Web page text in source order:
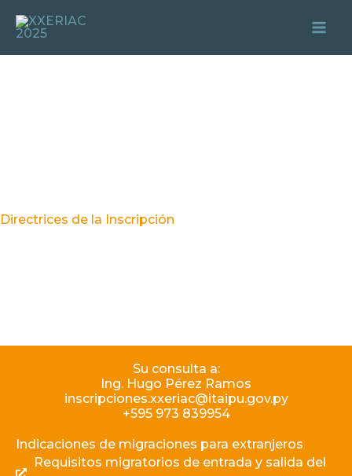
contenido
Directrices de la Inscripción
Su consulta a:
Ing. Hugo Pérez Ramos
inscripciones.xxeriac@itaipu.gov.py
+595 973 839954
Indicaciones de migraciones para extranjeros
Requisitos migratorios de entrada y salida del